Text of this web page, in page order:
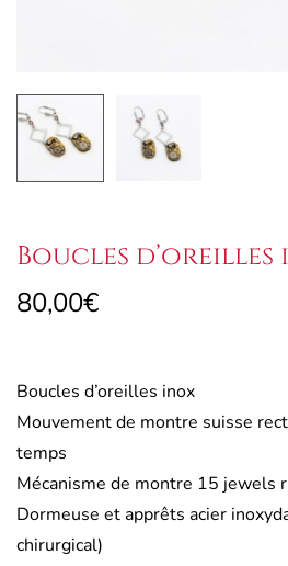
Boucles d’oreilles
80,00€
Boucles d’oreilles inox
Mouvement de montre suisse
temps
Mécanisme de montre 15 jewels
Dormeuse et apprêts acier
chirurgical)